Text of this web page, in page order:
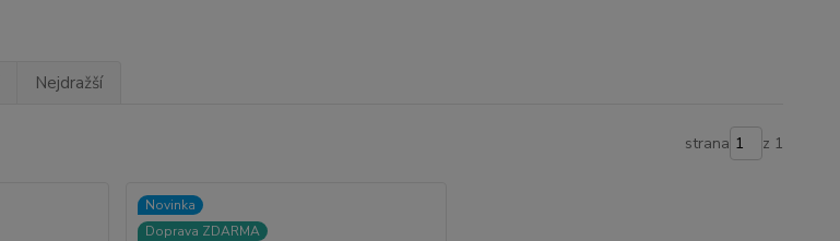
Nejdražší
strana z 1
Novinka
Doprava ZDARMA